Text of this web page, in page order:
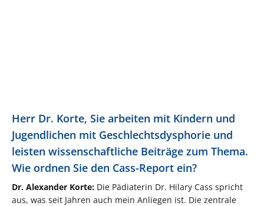
Herr Dr. Korte, Sie arbeiten mit Kindern und
Jugendlichen mit Geschlechtsdysphorie und
leisten wissenschaftliche Beiträge zum Thema.
Wie ordnen Sie den Cass-Report ein?
Dr. Alexander Korte: Die Pädiaterin Dr. Hilary Cass spricht
aus, was seit Jahren auch mein Anliegen ist. Die zentrale